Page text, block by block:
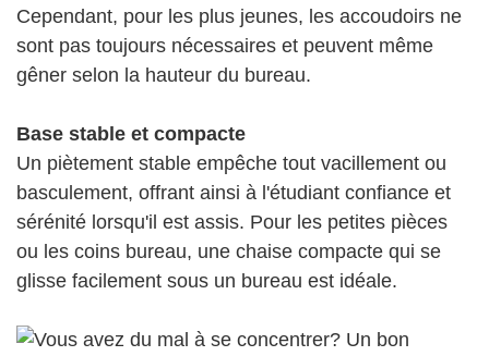
Cependant, pour les plus jeunes, les accoudoirs ne
sont pas toujours nécessaires et peuvent même
gêner selon la hauteur du bureau.
Base stable et compacte
Un piètement stable empêche tout vacillement ou
basculement, offrant ainsi à l'étudiant confiance et
sérénité lorsqu'il est assis. Pour les petites pièces
ou les coins bureau, une chaise compacte qui se
glisse facilement sous un bureau est idéale.